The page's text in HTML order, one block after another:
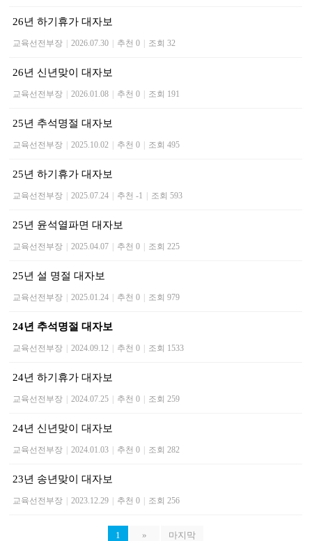
26년 하기휴가 대자보
교육선전부장 | 2026.07.30 | 추천 0 | 조회 32
26년 신년맞이 대자보
교육선전부장 | 2026.01.08 | 추천 0 | 조회 191
25년 추석명절 대자보
교육선전부장 | 2025.10.02 | 추천 0 | 조회 495
25년 하기휴가 대자보
교육선전부장 | 2025.07.24 | 추천 -1 | 조회 593
25년 윤석열파면 대자보
교육선전부장 | 2025.04.07 | 추천 0 | 조회 225
25년 설 명절 대자보
교육선전부장 | 2025.01.24 | 추천 0 | 조회 979
24년 추석명절 대자보
교육선전부장 | 2024.09.12 | 추천 0 | 조회 1533
24년 하기휴가 대자보
교육선전부장 | 2024.07.25 | 추천 0 | 조회 259
24년 신년맞이 대자보
교육선전부장 | 2024.01.03 | 추천 0 | 조회 282
23년 송년맞이 대자보
교육선전부장 | 2023.12.29 | 추천 0 | 조회 256
1 » 마지막